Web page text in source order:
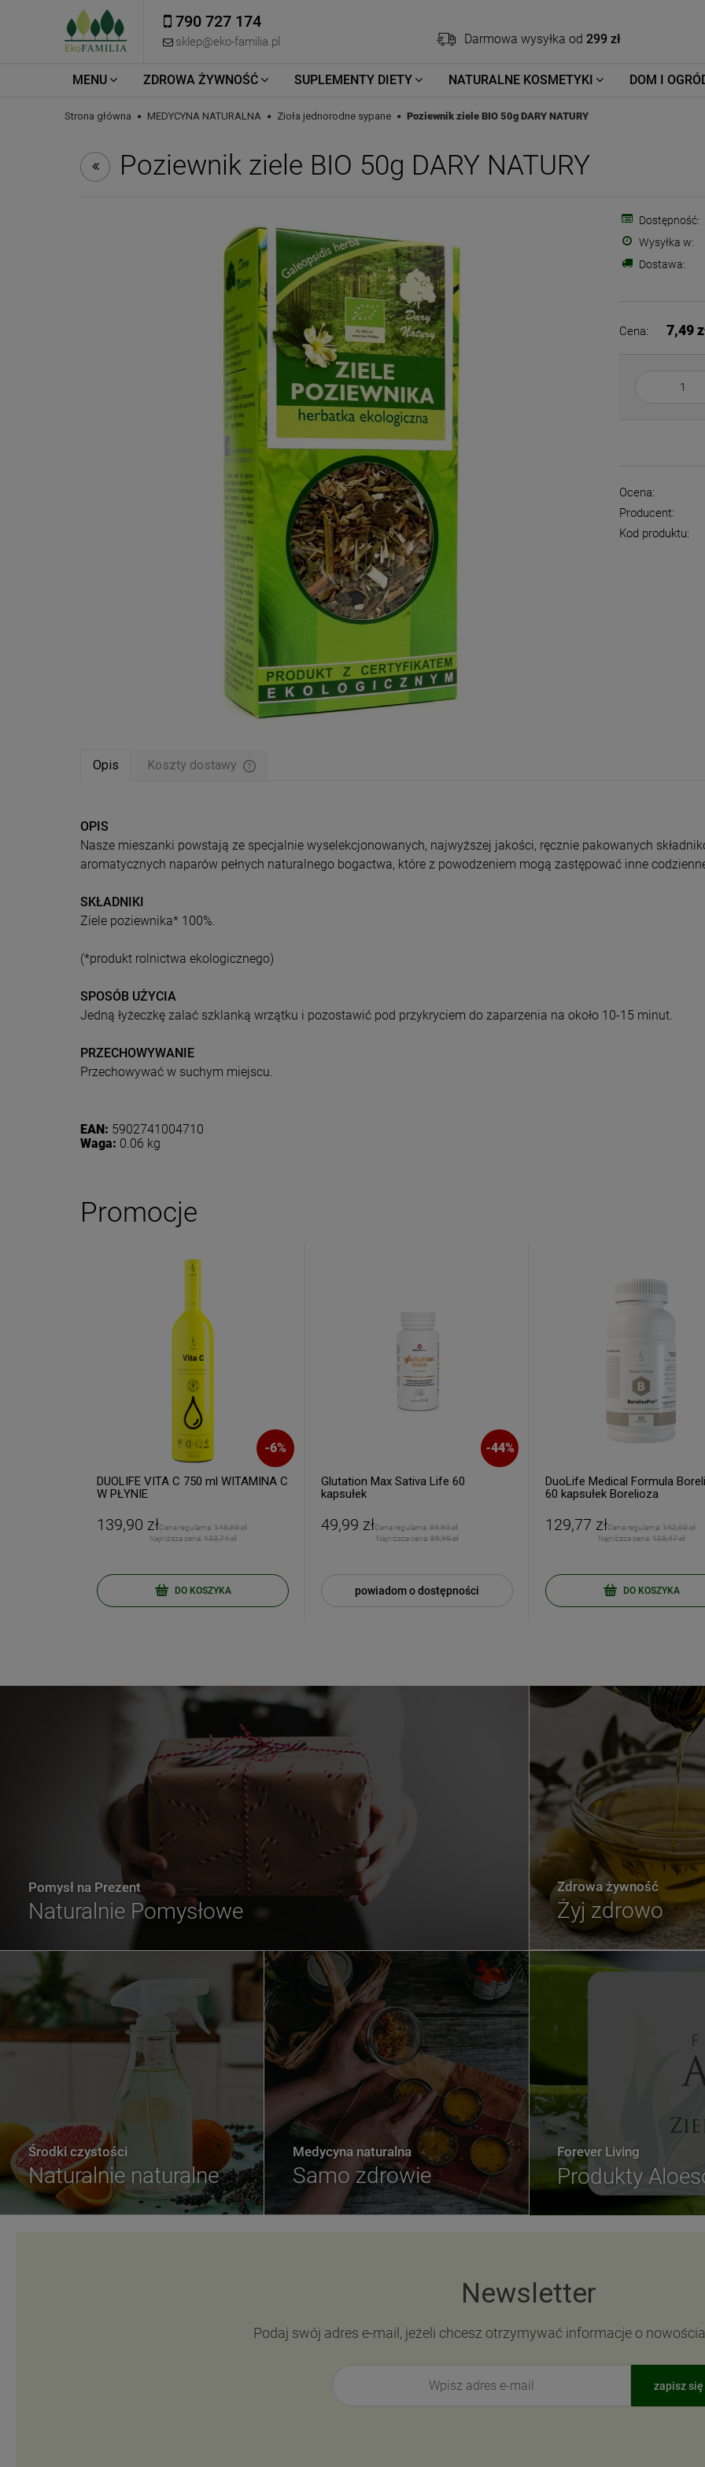
Darmowa wysyłka od 299 zł
790 727 174
sklep@eko-familia.pl
MENU ZDROWA ŻYWNOŚĆ SUPLEMENTY DIETY NATURALNE KOSMETYKI DOM I
Strona główna MEDYCYNA NATURALNA Zioła jednorodne sypane Poziewnik ziele BIO 50g DARY NATURY
Poziewnik ziele BIO 50g DARY NATURY
Dostępność:
Wysyłka w:
Dostawa:
Cena: 7,49
Ocena:
Producent:
Kod produktu:
Opis Koszty dostawy
OPIS
Nasze mieszanki powstają ze specjalnie wyselekcjonowanych, najwyższej jakości, ręcznie pakowanych
aromatycznych naparów pełnych naturalnego bogactwa, które z powodzeniem mogą zastępować inne
SKŁADNIKI
Ziele poziewnika* 100%.
(*produkt rolnictwa ekologicznego)
SPOSÓB UŻYCIA
Jedną łyżeczkę zalać szklanką wrzątku i pozostawić pod przykryciem do zaparzenia na około 10-15 minut.
PRZECHOWYWANIE
Przechowywać w suchym miejscu.
EAN: 5902741004710
Waga: 0.06 kg
Promocje
-6%
DUOLIFE VITA C 750 ml WITAMINA C
W PŁYNIE
139,90 złCena regularna: 148,60 zł
Najniższa cena: 133,74 zł
DO KOSZYKA
-44%
Glutation Max Sativa Life 60
kapsułek
49,99 złCena regularna: 89,90 zł
Najniższa cena: 89,90 zł
powiadom o dostępności
DuoLife Medical Formula
60 kapsułek Borelioza
129,77 złCena regularna: 142,60 zł
Najniższa cena: 135,47 zł
DO KOSZYKA
Pomysł na Prezent
Naturalnie Pomysłowe
Zdrowa żywność
Żyj zdrowo
Forever Living
Produkty
Środki czystości
Naturalnie naturalne
Medycyna naturalna
Samo zdrowie
Newsletter
Podaj swój adres e-mail, jeżeli chcesz otrzymywać informacje o
zapisz się
Twój email
Polityka prywatności